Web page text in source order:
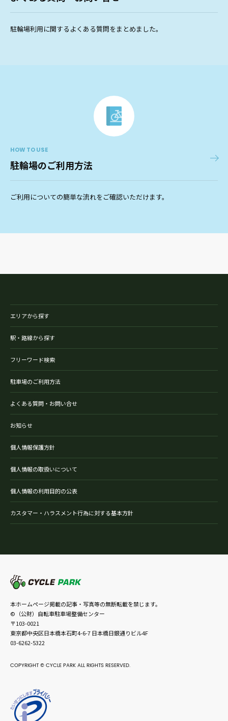
駐輪場利用に関するよくある質問をまとめました。
HOW TO USE
駐輪場のご利用方法
ご利用についての簡単な流れをご確認いただけます。
エリアから探す
駅・路線から探す
フリーワード検索
駐車場のご利用方法
よくある質問・お問い合せ
お知らせ
個人情報保護方針
個人情報の取扱いについて
個人情報の利用目的の公表
カスタマー・ハラスメント行為に対する基本方針
本ホームページ掲載の記事・写真等の無断転載を禁じます。
©（公財）自転車駐車場整備センター
〒103-0021
東京都中央区日本橋本石町4-6-7 日本橋日銀通りビル4F
03-6262-5322
COPYRIGHT © CYCLE PARK ALL RIGHTS RESERVED.